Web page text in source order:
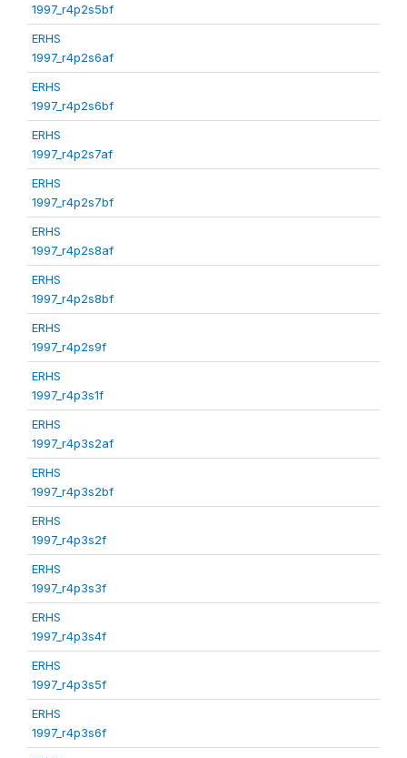
1997_r4p2s5bf
ERHS
1997_r4p2s6af
ERHS
1997_r4p2s6bf
ERHS
1997_r4p2s7af
ERHS
1997_r4p2s7bf
ERHS
1997_r4p2s8af
ERHS
1997_r4p2s8bf
ERHS
1997_r4p2s9f
ERHS
1997_r4p3s1f
ERHS
1997_r4p3s2af
ERHS
1997_r4p3s2bf
ERHS
1997_r4p3s2f
ERHS
1997_r4p3s3f
ERHS
1997_r4p3s4f
ERHS
1997_r4p3s5f
ERHS
1997_r4p3s6f